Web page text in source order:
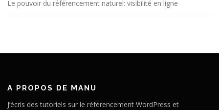
Le pouvoir du référencement naturel: visibilité en ligne
A PROPOS DE MANU
J’écris des tutoriels sur le référencement WordPress et